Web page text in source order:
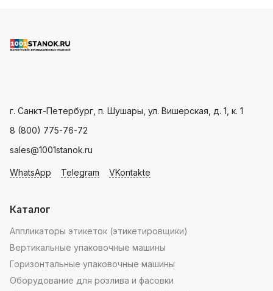
г. Санкт-Петербург, п. Шушары, ул. Вишерская, д. 1, к. 1
8 (800) 775-76-72
sales@1001stanok.ru
WhatsApp Telegram VKontakte
Каталог
Аппликаторы этикеток (этикетировщики)
Вертикальные упаковочные машины
Горизонтальные упаковочные машины
Оборудование для розлива и фасовки